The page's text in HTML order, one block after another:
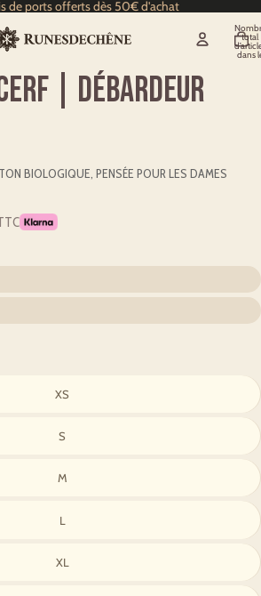
de ports offerts dès 50€ d'achat
total
dans
| Débardeur
BIOLOGIQUE, PENSÉE POUR LES DAMES
XS
S
M
L
XL